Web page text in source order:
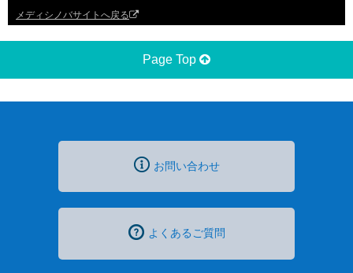
メディシノバサイトへ戻る
Page Top
お問い合わせ
よくあるご質問